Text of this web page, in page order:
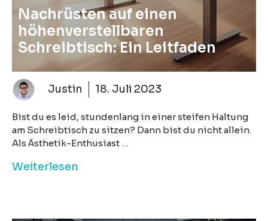
Nachrüsten auf einen
höhenverstellbaren
Schreibtisch: Ein Leitfaden
Justin 18. Juli 2023
Bist du es leid, stundenlang in einer steifen Haltung
am Schreibtisch zu sitzen? Dann bist du nicht allein.
Als Ästhetik-Enthusiast …
Weiterlesen